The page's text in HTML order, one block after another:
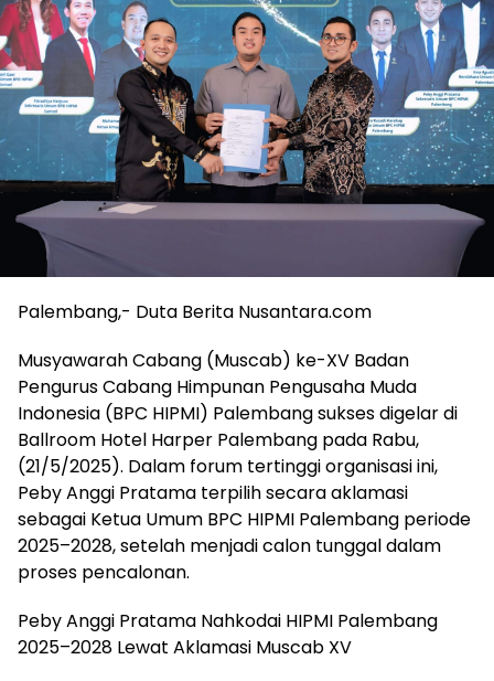
Palembang,- Duta Berita Nusantara.com
Musyawarah Cabang (Muscab) ke-XV Badan
Pengurus Cabang Himpunan Pengusaha Muda
Indonesia (BPC HIPMI) Palembang sukses digelar di
Ballroom Hotel Harper Palembang pada Rabu,
(21/5/2025). Dalam forum tertinggi organisasi ini,
Peby Anggi Pratama terpilih secara aklamasi
sebagai Ketua Umum BPC HIPMI Palembang periode
2025–2028, setelah menjadi calon tunggal dalam
proses pencalonan.
Peby Anggi Pratama Nahkodai HIPMI Palembang
2025–2028 Lewat Aklamasi Muscab XV